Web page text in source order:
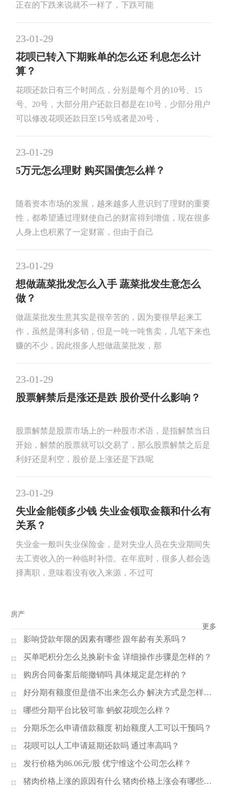
正在的下跌来说就不一样了，下跌可能
23-01-29
花呗已转入下期账单的怎么还 利息怎么计
算？
花呗还款日有三个时间点，分别是每个月的10号、15
号、20号，大部分用户还款日都是在10号，少部分用户
可以修改花呗还款日至15号或者是20号，
23-01-29
5万元怎么理财 购买国债怎么样？
随着资本市场的发展，越来越多人意识到了理财的重要
性，都希望通过理财使自己的财富得到增值，现在很多
人身上也积累了一定财富，但由于自己
23-01-29
想做蔬菜批发怎么入手 蔬菜批发生意怎么
做？
做蔬菜批发生意其实是很辛苦的，因为要很早起来工
作，虽然是薄利多销，但是一吨一吨售卖，几笔下来也
赚的不少，因此很多人想做蔬菜批发，那
23-01-29
股票解禁后是涨还是跌 股价受什么影响？
股票解禁是股票市场上的一种股市术语，是指解禁当日
开始，解禁的股票就可以交易了，那么股票解禁之后是
利好还是利空，股价是上涨还是下跌呢
23-01-29
失业金能领多少钱 失业金领取金额和什么有
关系？
失业金一般叫失业保险金，是对失业人员在失业期间失
去工资收入的一种临时补偿。在年底时，很多人都会选
择离职，意味着没有收入来源，不过可
房产
更多
影响贷款年限的因素有哪些 跟年龄有关系吗？
买单吧积分怎么兑换刷卡金 详细操作步骤是怎样的？
购房合同备案后能撤销吗 具体规定是怎样的？
好分期有额度但是借不出来怎么办 解决方式是怎样的？
哪些分期平台比较可靠 蚂蚁花呗怎么样？
分期乐怎么申请借款额度 初始额度人工可以干预吗？
花呗可以人工申请延期还款吗 通过率高吗？
发行价格为86.06元/股 优宁维这个公司怎么样？
猪肉价格上涨的原因有什么 猪肉价格上涨会有哪些影响？